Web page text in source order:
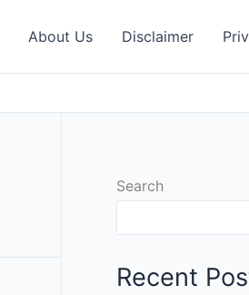
About Us Disclaimer
Search
Recent